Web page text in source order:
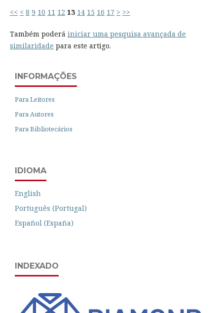
<< < 8 9 10 11 12 13 14 15 16 17 > >>
Também poderá iniciar uma pesquisa avançada de
similaridade para este artigo.
INFORMAÇÕES
Para Leitores
Para Autores
Para Bibliotecários
IDIOMA
English
Português (Portugal)
Español (España)
INDEXADO